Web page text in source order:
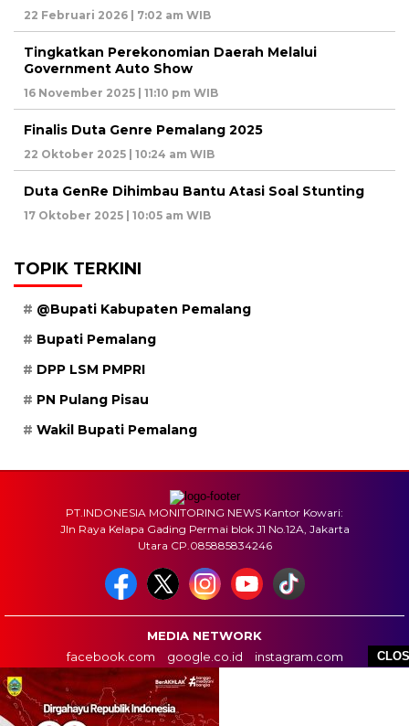
22 Februari 2026 | 7:02 am WIB
Tingkatkan Perekonomian Daerah Melalui
Government Auto Show
16 November 2025 | 11:10 pm WIB
Finalis Duta Genre Pemalang 2025
22 Oktober 2025 | 10:24 am WIB
Duta GenRe Dihimbau Bantu Atasi Soal Stunting
17 Oktober 2025 | 10:05 am WIB
TOPIK TERKINI
@Bupati Kabupaten Pemalang
Bupati Pemalang
DPP LSM PMPRI
PN Pulang Pisau
Wakil Bupati Pemalang
PT.INDONESIA MONITORING NEWS Kantor Kowari:
Jln Raya Kelapa Gading Permai blok J1 No.12A, Jakarta
Utara CP.085885834246
MEDIA NETWORK
facebook.com
google.co.id
instagram.com
web.whatsapp.com
HOME BOX REDAKSI